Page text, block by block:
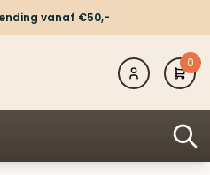
vanaf €50,-
0